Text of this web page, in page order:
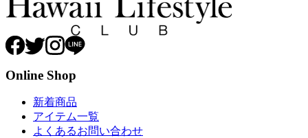
Online Shop
新着商品
アイテム一覧
よくあるお問い合わせ